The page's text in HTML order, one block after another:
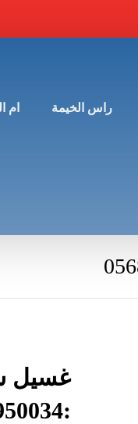
راس الخيمة ام
غسيل
:0568950034